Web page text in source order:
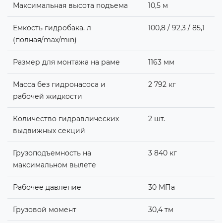
Максимальная высота подъема 10,5 м
Емкость гидробака, л
(полная/max/min)
100,8 / 92,3 / 85,1
Размер для монтажа на раме 1163 мм
Масса без гидронасоса и
рабочей жидкости
2 792 кг
Количество гидравлических
выдвижных секций
2 шт.
Грузоподъемность на
максимальном вылете
3 840 кг
Рабочее давление 30 МПа
Грузовой момент 30,4 тм